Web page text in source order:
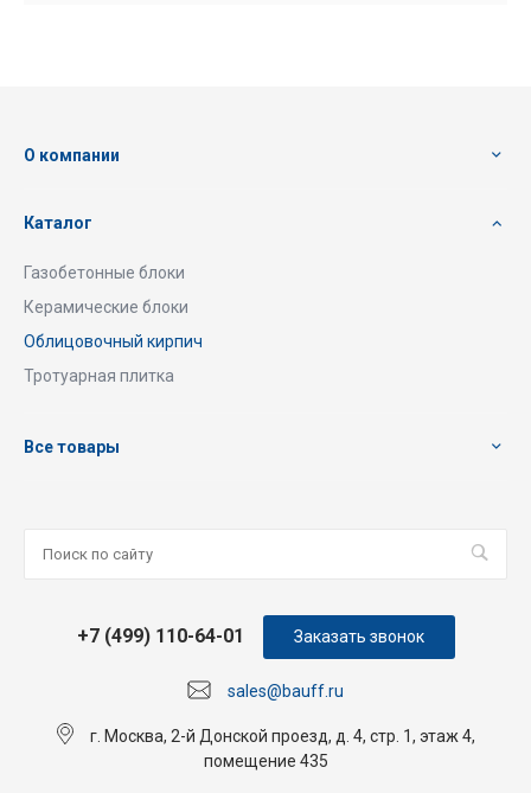
О компании
Каталог
Газобетонные блоки
Керамические блоки
Облицовочный кирпич
Тротуарная плитка
Все товары
sales@bauff.ru
+7 (499) 110-64-01
г. Москва, 2-й Донской проезд, д. 4, стр. 1, этаж 4,
помещение 435
Заказать звонок